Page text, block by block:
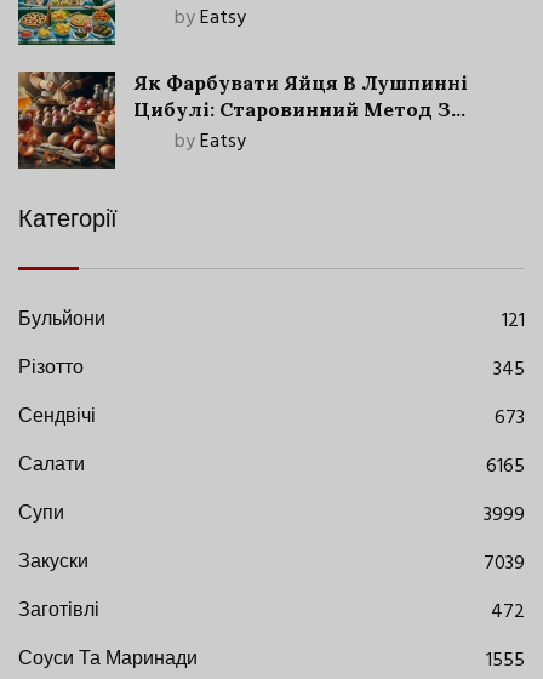
byEatsy
Як Фарбувати Яйця В Лушпинні
Цибулі: Старовинний Метод З
Сучасними Нюансами
byEatsy
Категорії
Бульйони
121
Різотто
345
Сендвічі
673
Салати
6165
Супи
3999
Закуски
7039
Заготівлі
472
Соуси Та Маринади
1555